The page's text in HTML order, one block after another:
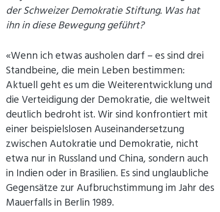
der Schweizer Demokratie Stiftung. Was hat
ihn in diese Bewegung geführt?
«Wenn ich etwas ausholen darf – es sind drei
Standbeine, die mein Leben bestimmen:
Aktuell geht es um die Weiterentwicklung und
die Verteidigung der Demokratie, die weltweit
deutlich bedroht ist. Wir sind konfrontiert mit
einer beispielslosen Auseinandersetzung
zwischen Autokratie und Demokratie, nicht
etwa nur in Russland und China, sondern auch
in Indien oder in Brasilien. Es sind unglaubliche
Gegensätze zur Aufbruchstimmung im Jahr des
Mauerfalls in Berlin 1989.